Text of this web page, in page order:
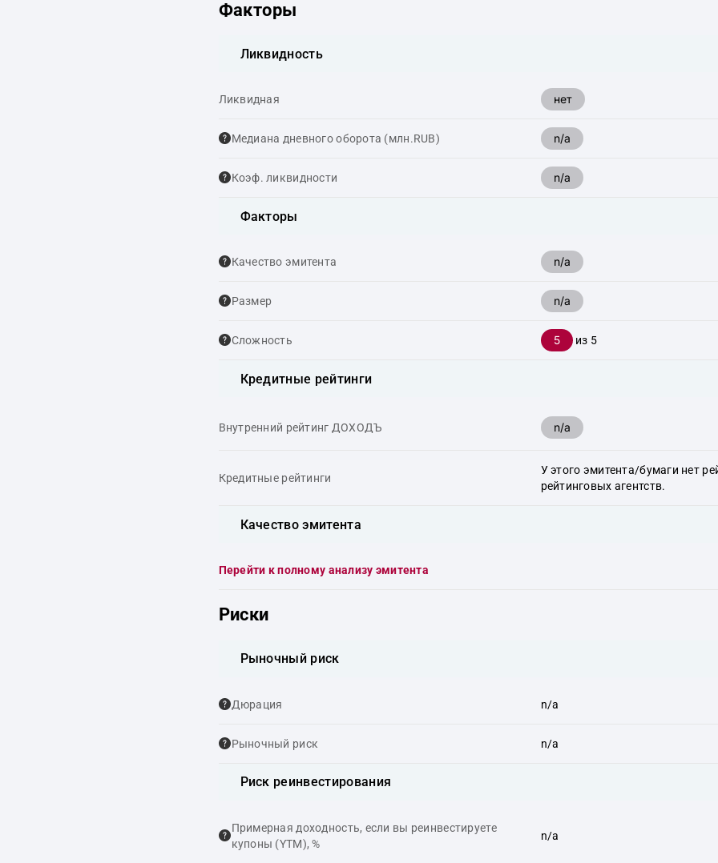
Факторы
Ликвидность
Ликвидная нет
Медиана дневного оборота (млн.RUB) n/a
Коэф. ликвидности n/a
Факторы
Качество эмитента n/a
Размер n/a
Сложность 5 из 5
Кредитные рейтинги
Внутренний рейтинг ДОХОДЪ n/a
Кредитные рейтинги
У этого эмитента/бумаги нет
рейтинговых агентств.
Качество эмитента
Перейти к полному анализу эмитента
Риски
Рыночный риск
Дюрация n/a
Рыночный риск n/a
Риск реинвестирования
Примерная доходность, если вы реинвестируете
купоны (YTM), %
n/a